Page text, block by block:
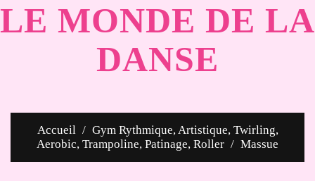
LE MONDE DE LA
DANSE
Accueil
Gym Rythmique, Artistique, Twirling,
Aerobic, Trampoline, Patinage, Roller
Massue